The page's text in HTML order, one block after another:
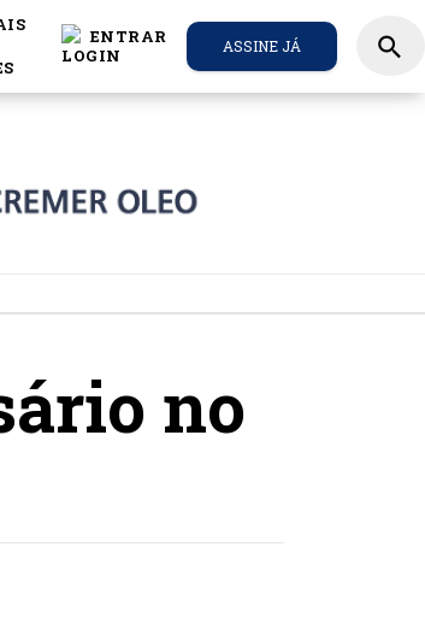
ENTRAR ASSINE JÁ search
no